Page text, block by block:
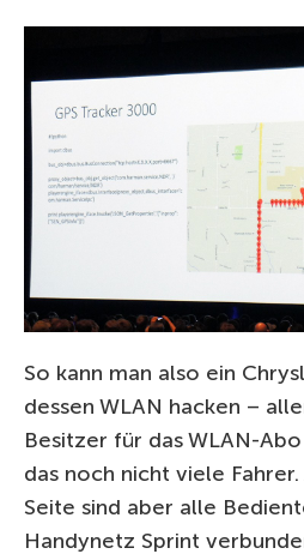
So kann man also ein
dessen WLAN hacken –
Besitzer für das WLAN-
das noch nicht viele
Seite sind aber alle
Handynetz Sprint